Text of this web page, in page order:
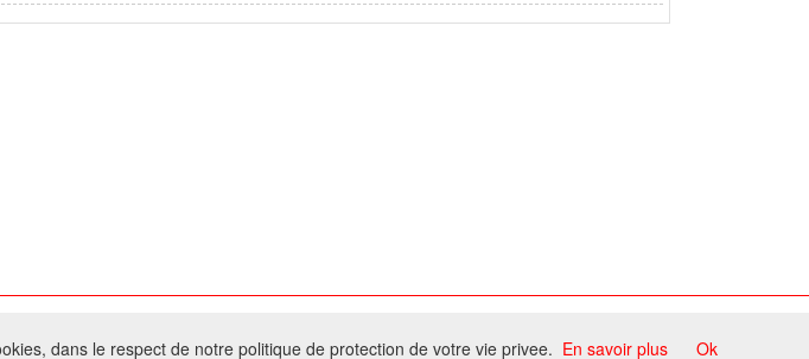
même partielle, est interdite sans accord du propriétaire.
dans le respect de notre politique de protection de votre vie privee. En savoir plus Ok